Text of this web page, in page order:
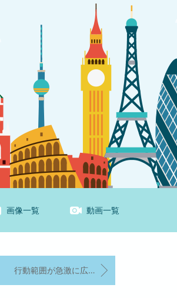
画像一覧 動画一覧
行動範囲が急激に広くなった中学生の夏休み